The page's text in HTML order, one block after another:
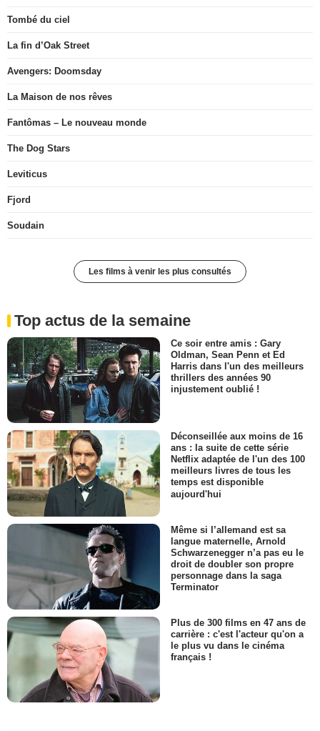
Tombé du ciel
La fin d’Oak Street
Avengers: Doomsday
La Maison de nos rêves
Fantômas – Le nouveau monde
The Dog Stars
Leviticus
Fjord
Soudain
Les films à venir les plus consultés
Top actus de la semaine
Ce soir entre amis : Gary
Oldman, Sean Penn et Ed
Harris dans l'un des meilleurs
thrillers des années 90
injustement oublié !
Déconseillée aux moins de 16
ans : la suite de cette série
Netflix adaptée de l'un des 100
meilleurs livres de tous les
temps est disponible
aujourd'hui
Même si l’allemand est sa
langue maternelle, Arnold
Schwarzenegger n’a pas eu le
droit de doubler son propre
personnage dans la saga
Terminator
Plus de 300 films en 47 ans de
carrière : c'est l'acteur qu'on a
le plus vu dans le cinéma
français !